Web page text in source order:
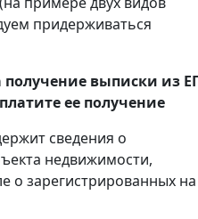
придерживаться
получение выписки из
ее получение
сведения о
недвижимости,
о зарегистрированных на